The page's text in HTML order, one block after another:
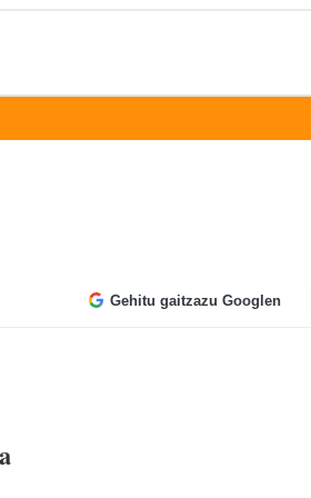
Gehitu gaitzazu Googlen